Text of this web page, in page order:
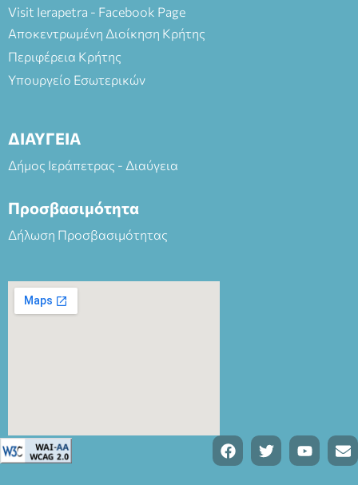
Visit Ierapetra - Facebook Page
Αποκεντρωμένη Διοίκηση Κρήτης
Περιφέρεια Κρήτης
Υπουργείο Εσωτερικών
ΔΙΑΥΓΕΙΑ
Δήμος Ιεράπετρας - Διαύγεια
Προσβασιμότητα
Δήλωση Προσβασιμότητας